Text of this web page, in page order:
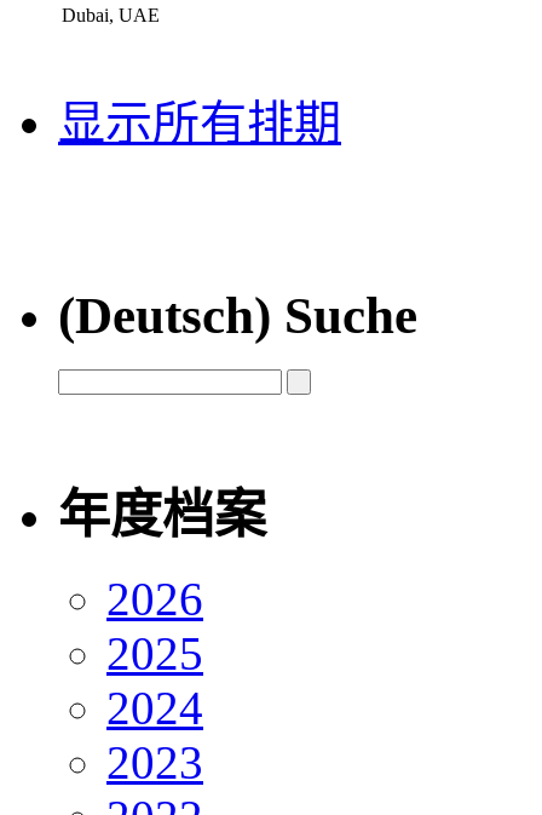
Dubai, UAE
显示所有排期
(Deutsch) Suche
年度档案
2026
2025
2024
2023